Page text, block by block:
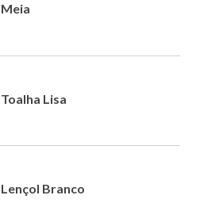
Meia
Toalha Lisa
Lençol Branco